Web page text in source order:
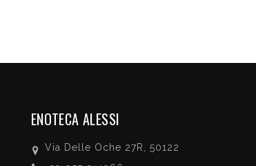
ENOTECA ALESSI
Via Delle Oche 27R, 50122